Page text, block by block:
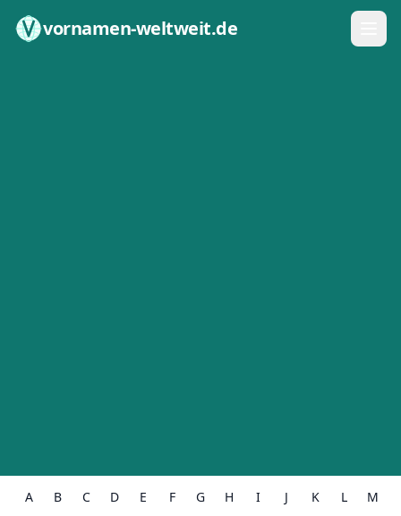
vornamen-weltweit.de
A B C D E F G H I J K L
M